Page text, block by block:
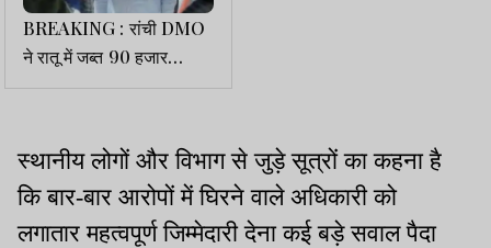
BREAKING : रांची DMO
ने रातू में जब्त 90 हजार
घनफीट बालू करा दिया गायब
स्थानीय लोगों और विभाग से जुड़े सूत्रों का कहना है
कि बार-बार आरोपों में घिरने वाले अधिकारी को
लगातार महत्वपूर्ण जिम्मेदारी देना कई बड़े सवाल पैदा